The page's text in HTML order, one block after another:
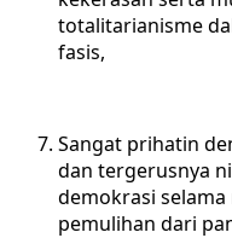
totalitarianisme
fasis,
Sangat prihatin
dan tergerusnya
demokrasi
pemulihan dari